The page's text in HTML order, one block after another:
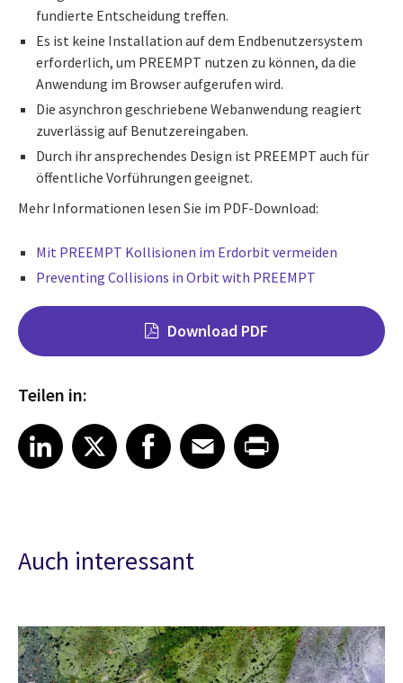
fundierte Entscheidung treffen.
Es ist keine Installation auf dem Endbenutzersystem
erforderlich, um PREEMPT nutzen zu können, da die
Anwendung im Browser aufgerufen wird.
Die asynchron geschriebene Webanwendung reagiert
zuverlässig auf Benutzereingaben.
Durch ihr ansprechendes Design ist PREEMPT auch für
öffentliche Vorführungen geeignet.
Mehr Informationen lesen Sie im PDF-Download:
Mit PREEMPT Kollisionen im Erdorbit vermeiden
Preventing Collisions in Orbit with PREEMPT
Download PDF
Teilen in:
Share on LinkedIn
LinkedIn
Share on X Share on FacebookFacebook
Share on EmailEmailShare on Print
Auch interessant